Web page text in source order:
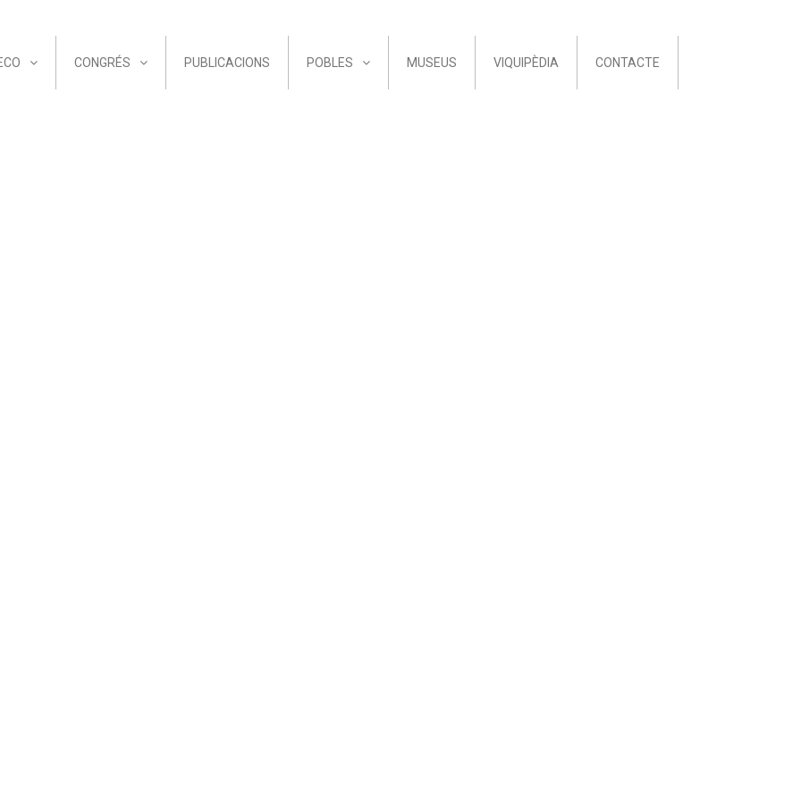
CONGRÉS PUBLICACIONS POBLES MUSEUS VIQUIPÈDIA CONTACTE